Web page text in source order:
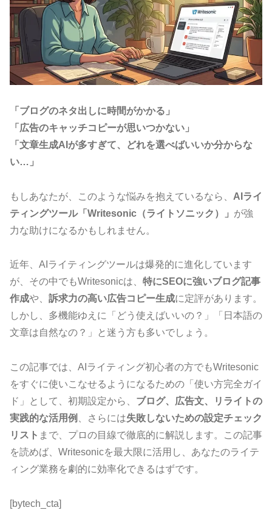
「ブログのネタ出しに時間がかかる」
「広告のキャッチコピーが思いつかない」
「文章生成AIが多すぎて、どれを選べばいいか分からな
い…」
もしあなたが、このような悩みを抱えているなら、 AIライ
ティングツール「Writesonic（ライトソニック）」 が強
力な助けになるかもしれません。
近年、AIライティングツールは爆発的に進化しています
が、その中でもWritesonicは、 特にSEOに強いブログ記事
作成や、 訴求力の高い広告コピー生成に定評があります。
しかし、多機能ゆえに「どう使えばいいの？」「日本語の
文章は自然なの？」と迷う方も多いでしょう。
この記事では、AIライティング初心者の方でもWritesonic
をすぐに使いこなせるようになるための「使い方完全ガイ
ド」として、初期設定から、 ブログ、広告文、リライトの
実践的な活用例
、さらには失敗しないための設定チェック
リスト まで、プロの目線で徹底的に解説します。この記事
を読めば、Writesonicを最大限に活用し、あなたのライテ
ィング業務を劇的に効率化できるはずです。
[bytech_cta]